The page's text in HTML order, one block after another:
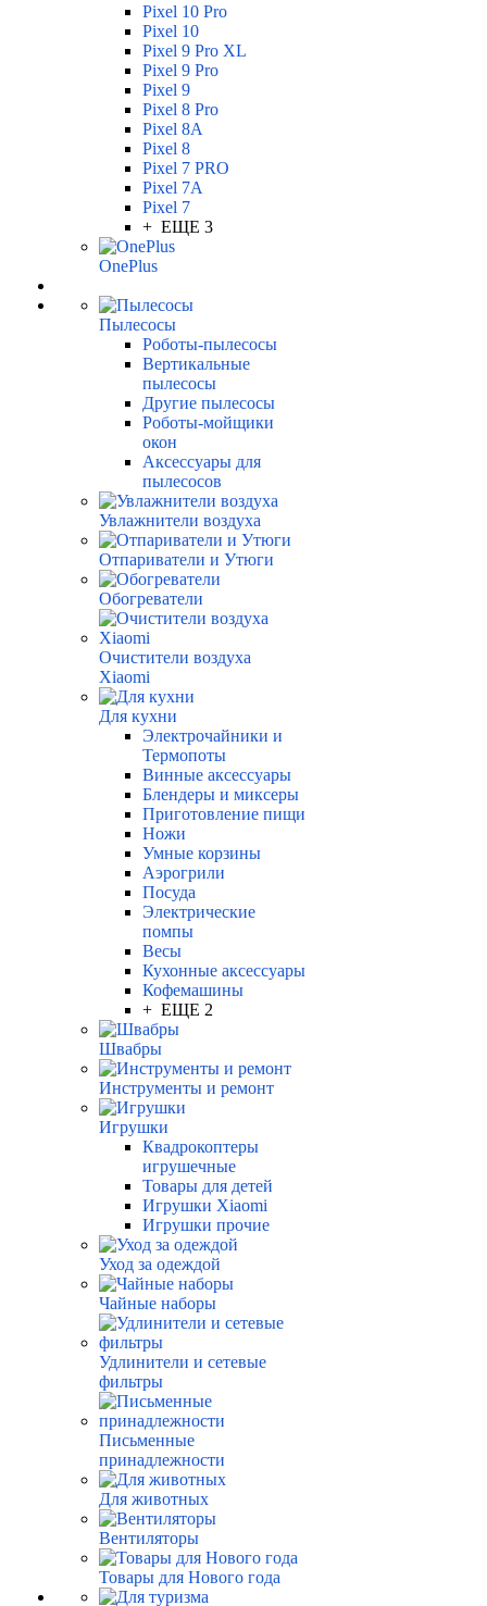
Pixel 10 Pro
Pixel 10
Pixel 9 Pro XL
Pixel 9 Pro
Pixel 9
Pixel 8 Pro
Pixel 8A
Pixel 8
Pixel 7 PRO
Pixel 7A
Pixel 7
+ ЕЩЕ 3
OnePlus
Пылесосы
Роботы-пылесосы
Вертикальные
пылесосы
Другие пылесосы
Роботы-мойщики
окон
Аксессуары для
пылесосов
Увлажнители воздуха
Отпариватели и Утюги
Обогреватели
Очистители воздуха
Xiaomi
Для кухни
Электрочайники и
Термопоты
Винные аксессуары
Блендеры и миксеры
Приготовление пищи
Ножи
Умные корзины
Аэрогрили
Посуда
Электрические
помпы
Весы
Кухонные аксессуары
Кофемашины
+ ЕЩЕ 2
Швабры
Инструменты и ремонт
Игрушки
Квадрокоптеры
игрушечные
Товары для детей
Игрушки Xiaomi
Игрушки прочие
Уход за одеждой
Чайные наборы
Удлинители и сетевые
фильтры
Письменные
принадлежности
Для животных
Вентиляторы
Товары для Нового года